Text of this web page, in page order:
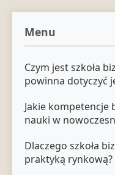
Menu
Czym jest szkoła
powinna dotyczyć
Jakie kompetencje
nauki w
Dlaczego szkoła
praktyką rynkową?